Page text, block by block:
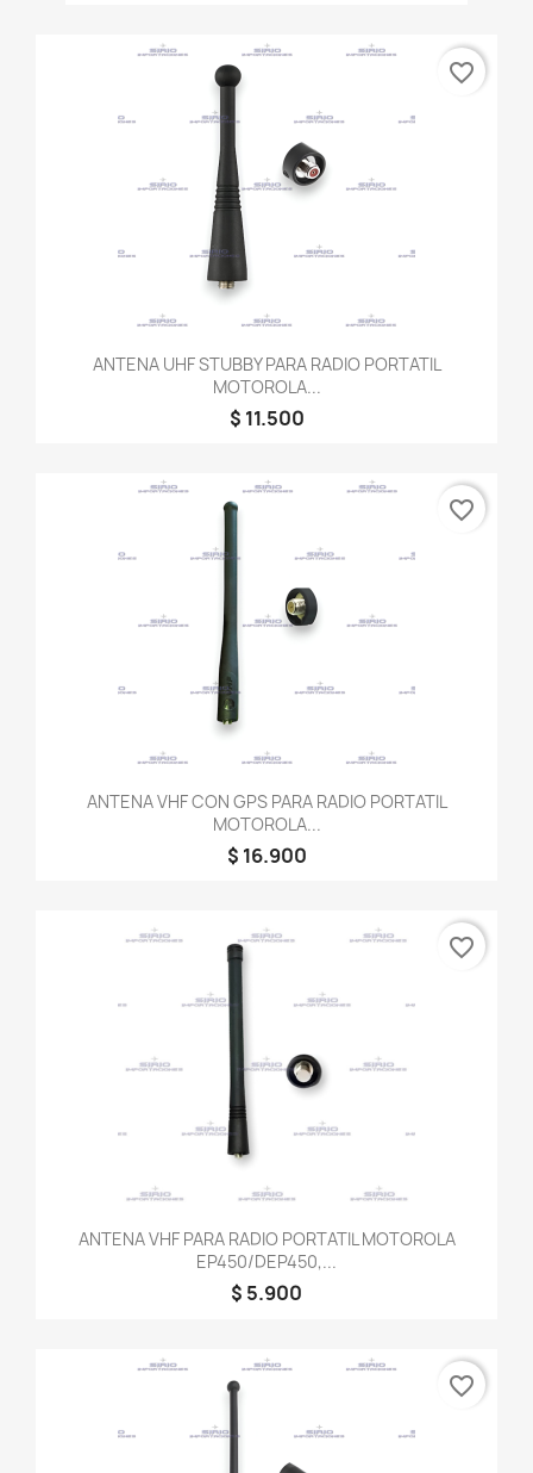
ANTENA UHF STUBBY PARA RADIO PORTATIL
MOTOROLA...
$ 11.500
favorite_border
ANTENA VHF CON GPS PARA RADIO PORTATIL
MOTOROLA...
$ 16.900
favorite_border
ANTENA VHF PARA RADIO PORTATIL MOTOROLA
EP450/DEP450,...
$ 5.900
favorite_border
favorite_border